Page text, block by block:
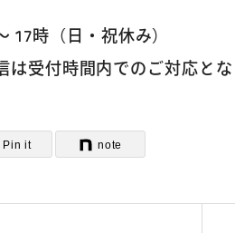
時（日・祝休み）
受付時間内でのご対応とな
Pin it note